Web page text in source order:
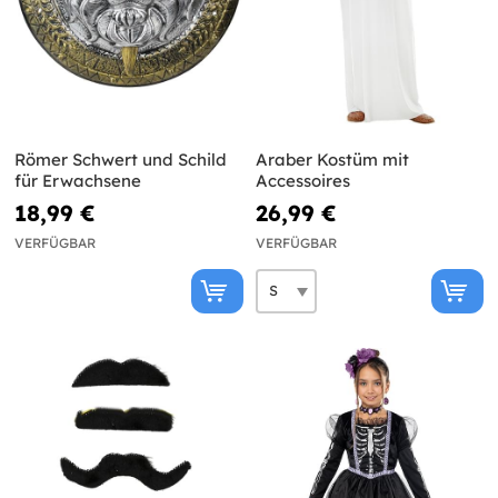
Römer Schwert und Schild
für Erwachsene
18,99 €
VERFÜGBAR
Araber Kostüm mit
Accessoires
26,99 €
VERFÜGBAR